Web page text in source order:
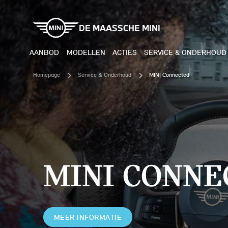
DE MAASSCHE MINI
AANBOD MODELLEN
ELEKTRISCH
MINI COOPER ELECTRIC
MINI ACEMAN ELECTRIC
MINI COUNTRYMAN ELECTRIC
JOHN COOPER WORKS
ELECTRIC
MINI
ACTIES SERVICE & ONDERHOUD
Homepage Service & Onderhoud MINI Connected
MINI
MEER INFORMATIE